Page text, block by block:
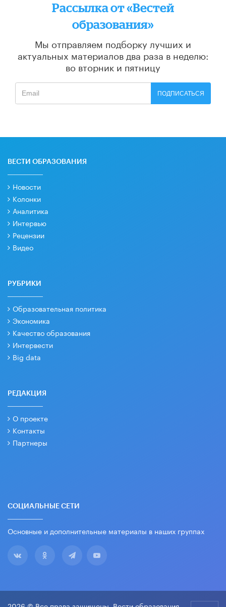
Рассылка от «Вестей
образования»
Мы отправляем подборку лучших и
актуальных материалов два раза в неделю:
во вторник и пятницу
ПОДПИСАТЬСЯ
ВЕСТИ ОБРАЗОВАНИЯ
Новости
Колонки
Аналитика
Интервью
Рецензии
Видео
РУБРИКИ
Образовательная политика
Экономика
Качество образования
Интервести
Big data
РЕДАКЦИЯ
О проекте
Контакты
Партнеры
СОЦИАЛЬНЫЕ СЕТИ
Основные и дополнительные материалы в наших группах